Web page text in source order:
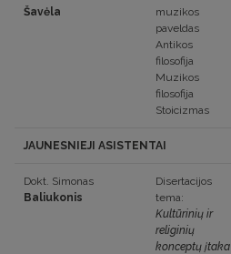
Šavėla
muzikos
paveldas
Antikos
filosofija
Muzikos
filosofija
Stoicizmas
JAUNESNIEJI ASISTENTAI
Dokt. Simonas
Baliukonis
Disertacijos
tema:
Kultūrinių ir
religinių
konceptų įtaka